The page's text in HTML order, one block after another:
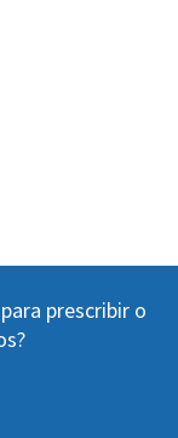
prescribir o